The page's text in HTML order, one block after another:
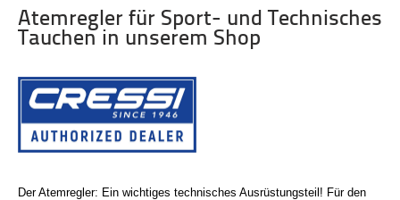
Atemregler für Sport- und Technisches
Tauchen in unserem Shop
Der Atemregler: Ein wichtiges technisches Ausrüstungsteil! Für den